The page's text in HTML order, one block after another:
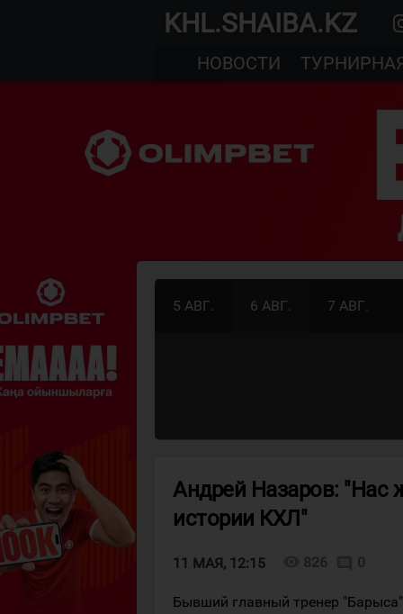
KHL.SHAIBA.KZ
НОВОСТИ
5 АВГ. 6 АВГ. 7 АВГ.
Андрей Назаров:
истории КХЛ"
11 МАЯ, 12:15 826 0
Бывший главный тренер